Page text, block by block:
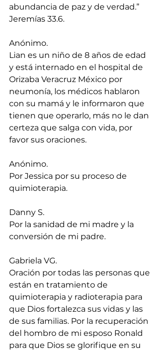
abundancia de paz y de verdad.”
Jeremías 33.6.
Anónimo.
Lian es un niño de 8 años de edad
y está internado en el hospital de
Orizaba Veracruz México por
neumonía, los médicos hablaron
con su mamá y le informaron que
tienen que operarlo, más no le dan
certeza que salga con vida, por
favor sus oraciones.
Anónimo.
Por Jessica por su proceso de
quimioterapia.
Danny S.
Por la sanidad de mi madre y la
conversión de mi padre.
Gabriela VG.
Oración por todas las personas que
están en tratamiento de
quimioterapia y radioterapia para
que Dios fortalezca sus vidas y las
de sus familias. Por la recuperación
del hombro de mi esposo Ronald
para que Dios se glorifique en su